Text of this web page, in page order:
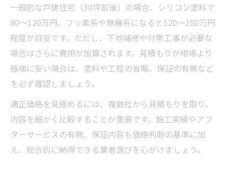
一般的な戸建住宅（30坪前後）の場合、シリコン塗料で
80〜120万円、フッ素系や無機系になると120〜180万円
程度が目安です。ただし、下地補修や付帯工事が必要な
場合はさらに費用が加算されます。見積もりが相場より
極端に安い場合は、塗料や工程の省略、保証の有無など
を必ず確認しましょう。
適正価格を見極めるには、複数社から見積もりを取り、
内容を細かく比較することが重要です。施工実績やアフ
ターサービスの有無、保証内容も価格判断の基準に加
え、総合的に納得できる業者選びを心がけましょう。